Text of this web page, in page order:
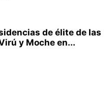
de élite de las
y Moche en...